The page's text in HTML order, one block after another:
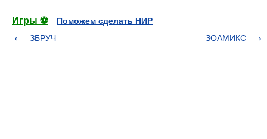
Игры ⚽
Поможем сделать НИР
ЗБРУЧ
ЗОАМИКС